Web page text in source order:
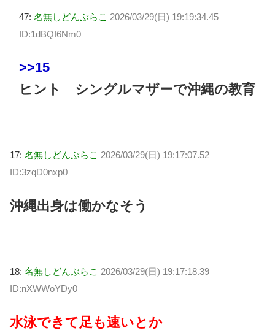
47: 名無しどんぶらこ 2026/03/29(日) 19:19:34.45
ID:1dBQI6Nm0
>>15
ヒント シングルマザーで沖縄の教育
17: 名無しどんぶらこ 2026/03/29(日) 19:17:07.52
ID:3zqD0nxp0
沖縄出身は働かなそう
18: 名無しどんぶらこ 2026/03/29(日) 19:17:18.39
ID:nXWWoYDy0
水泳できて足も速いとか